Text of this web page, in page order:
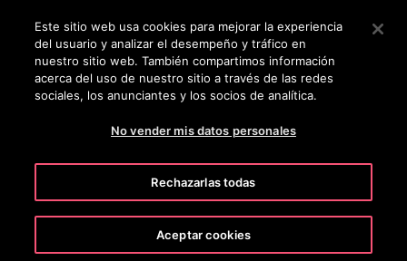
Pulse Intro para saltar al contenido principal
BUSCAR
John H. Walker
Este sitio web usa cookies para mejorar la experiencia
del usuario y analizar el desempeño y tráfico en
nuestro sitio web. También compartimos información
acerca del uso de nuestro sitio a través de las redes
sociales, los anunciantes y los socios de analítica.
No vender mis datos personales
Rechazarlas todas
Aceptar cookies